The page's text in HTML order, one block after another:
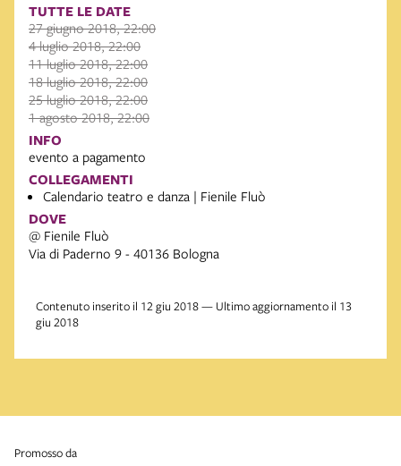
TUTTE LE DATE
27 giugno 2018, 22:00
4 luglio 2018, 22:00
11 luglio 2018, 22:00
18 luglio 2018, 22:00
25 luglio 2018, 22:00
1 agosto 2018, 22:00
INFO
evento a pagamento
COLLEGAMENTI
Calendario teatro e danza | Fienile Fluò
DOVE
@ Fienile Fluò
Via di Paderno 9 - 40136 Bologna
Contenuto inserito il 12 giu 2018 — Ultimo aggiornamento il 13
giu 2018
promosso da